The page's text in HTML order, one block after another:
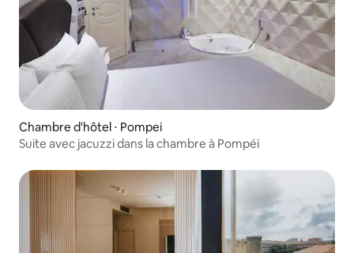
Chambre d'hôtel ⋅ Pompei
Suite avec jacuzzi dans la chambre à Pompéi